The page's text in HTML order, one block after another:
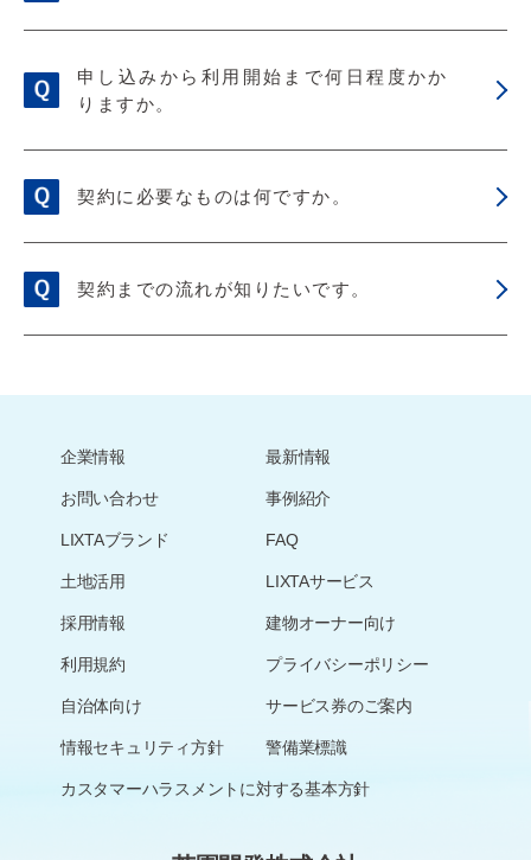
申し込みから利用開始まで何日程度かか
りますか。
契約に必要なものは何ですか。
契約までの流れが知りたいです。
企業情報 最新情報
お問い合わせ 事例紹介
LIXTAブランド FAQ
土地活用 LIXTAサービス
採用情報 建物オーナー向け
利用規約 プライバシーポリシー
自治体向け サービス券のご案内
情報セキュリティ方針 警備業標識
カスタマーハラスメントに対する基本方針